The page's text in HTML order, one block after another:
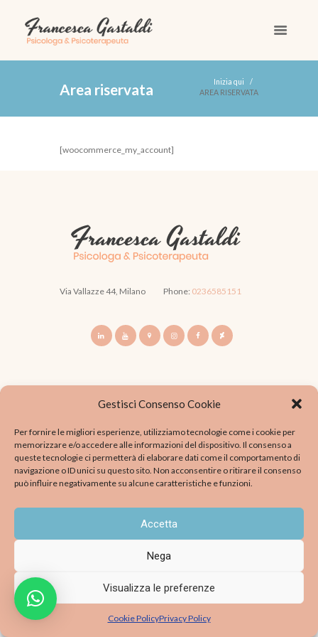
Gestisci Consenso Cookie
Per fornire le migliori esperienze, utilizziamo tecnologie come i cookie per
memorizzare e/o accedere alle informazioni del dispositivo. Il consenso a
queste tecnologie ci permetterà di elaborare dati come il comportamento di
navigazione o ID unici su questo sito. Non acconsentire o ritirare il consenso
può influire negativamente su alcune caratteristiche e funzioni.
Accetta
Nega
Visualizza le preferenze
Cookie PolicyPrivacy Policy
area riservata
Inizia qui
AREA RISERVATA
[woocommerce_my_account]
Phone: 0236585151
Via Vallazze 44, Milano
07431010961 |Privacy Policy|Cookie consent |Social
Media Policy| Condizioni Contrattuali